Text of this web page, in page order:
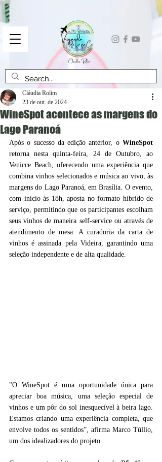
WineSpot acontece as margens do
Lago Paranoá
Cláudia Rolim
23 de out. de 2024
Após o sucesso da edição anterior, o WineSpot
retorna nesta quinta-feira, 24 de Outubro, ao
Venicce Beach, oferecendo uma experiência que
combina vinhos selecionados e música ao vivo, às
margens do Lago Paranoá, em Brasília. O evento,
com início às 18h, aposta no formato híbrido de
serviço, permitindo que os participantes escolham
seus vinhos de maneira self-service ou através de
atendimento de mesa. A curadoria da carta de
vinhos é assinada pela Videira, garantindo uma
seleção independente e de alta qualidade.
"O WineSpot é uma oportunidade única para
apreciar boa música, uma seleção especial de
vinhos e um pôr do sol inesquecível à beira lago.
Estamos criando uma experiência completa, que
envolve todos os sentidos”, afirma Marco Túllio,
um dos idealizadores do projeto.